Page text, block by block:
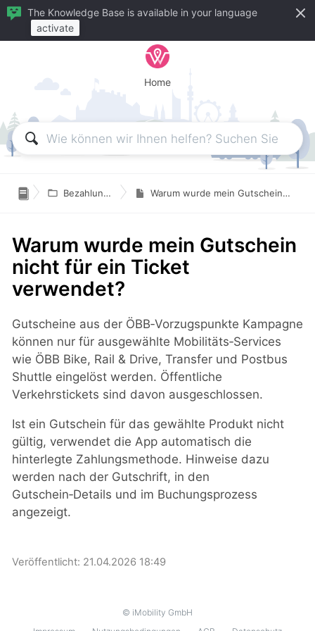
The Knowledge Base is available in your language
activate
Home
 Bezahlung in wegfinder Warum wurde mein Gutschein nicht für ein Ticket verwendet?
Warum wurde mein Gutschein
nicht für ein Ticket
verwendet?
Gutscheine aus der ÖBB‑Vorzugspunkte Kampagne
können nur für ausgewählte Mobilitäts‑Services
wie ÖBB Bike, Rail & Drive, Transfer und Postbus
Shuttle eingelöst werden. Öffentliche
Verkehrstickets sind davon ausgeschlossen.
Ist ein Gutschein für das gewählte Produkt nicht
gültig, verwendet die App automatisch die
hinterlegte Zahlungsmethode. Hinweise dazu
werden nach der Gutschrift, in den
Gutschein‑Details und im Buchungsprozess
angezeigt.
Veröffentlicht: 21.04.2026 18:49
© iMobility GmbH